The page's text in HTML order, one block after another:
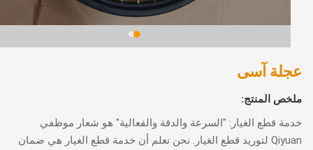
آسى
المنتج:
قطع الغيار: "السرعة والدقة والفعالية" هو شعار موظفي
Qiyuan لتوريد قطع الغيار. نحن نعلم أن خدمة قطع الغيار هي ضمان